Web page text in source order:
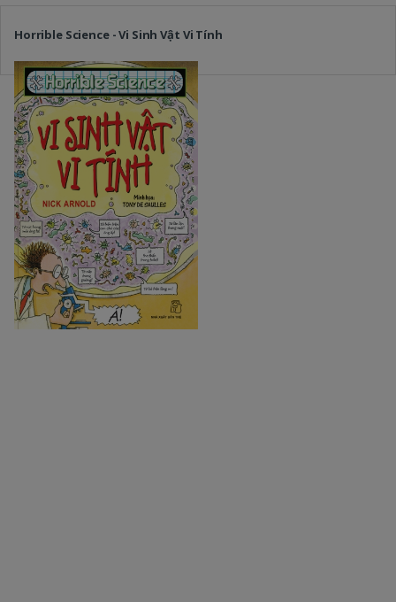
Horrible Science - Vi Sinh Vật Vi Tính